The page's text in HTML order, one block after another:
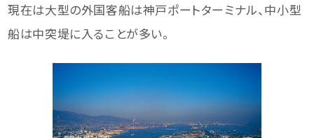
現在は大型の外国客船は神戸ポートターミナル、中小型
船は中突堤に入ることが多い。